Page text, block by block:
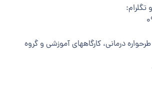
تگلرام:
درمانی، کارگاههای آموزشی و گروه